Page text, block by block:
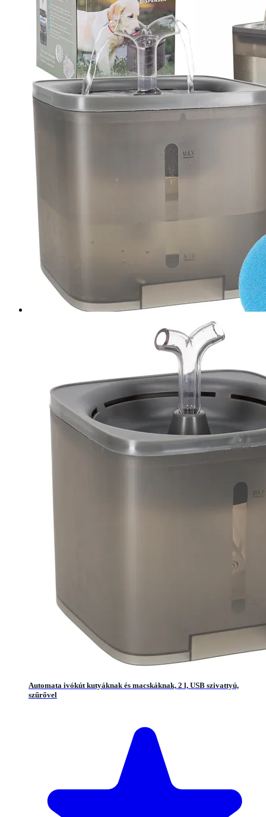
Automata ivókút kutyáknak és macskáknak, 2 l, USB szivattyú,
szűrővel